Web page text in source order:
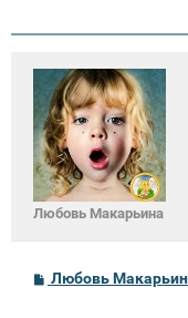
Любовь Макарьина
С
Любовь